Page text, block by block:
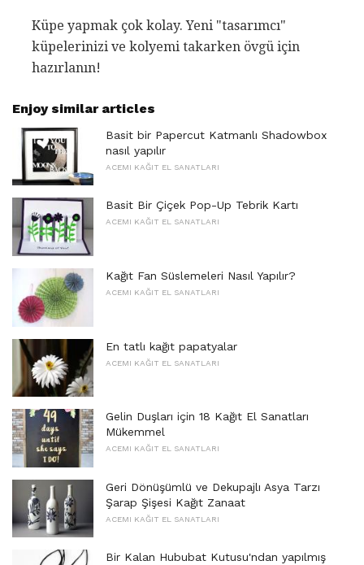
Küpe yapmak çok kolay. Yeni "tasarımcı"
küpelerinizi ve kolyemi takarken övgü için
hazırlanın!
Enjoy similar articles
Basit bir Papercut Katmanlı Shadowbox
nasıl yapılır
ACEMI KAĞIT EL SANATLARI
Basit Bir Çiçek Pop-Up Tebrik Kartı
ACEMI KAĞIT EL SANATLARI
Kağıt Fan Süslemeleri Nasıl Yapılır?
ACEMI KAĞIT EL SANATLARI
En tatlı kağıt papatyalar
ACEMI KAĞIT EL SANATLARI
Gelin Duşları için 18 Kağıt El Sanatları
Mükemmel
ACEMI KAĞIT EL SANATLARI
Geri Dönüşümlü ve Dekupajlı Asya Tarzı
Şarap Şişesi Kağıt Zanaat
ACEMI KAĞIT EL SANATLARI
Bir Kalan Hububat Kutusu'ndan yapılmış